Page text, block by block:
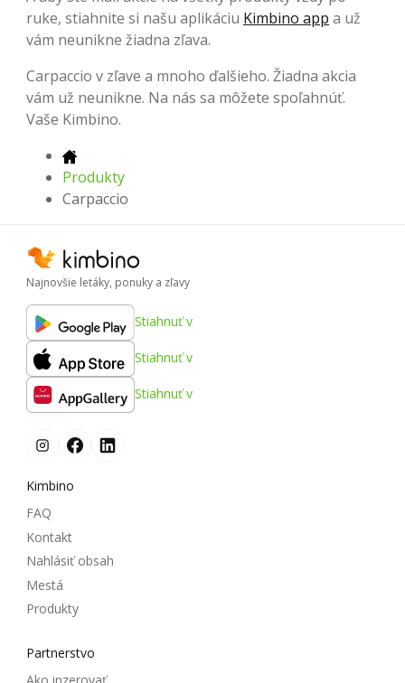
ruke, stiahnite si našu aplikáciu Kimbino app a už
vám neunikne žiadna zľava.
Carpaccio v zľave a mnoho ďalšieho. Žiadna akcia
vám už neunikne. Na nás sa môžete spoľahnúť.
Vaše Kimbino.
Produkty
Carpaccio
Najnovšie letáky, ponuky a zľavy
Stiahnuť v
Stiahnuť v
Stiahnuť v
Kimbino
FAQ
Kontakt
Nahlásiť obsah
Mestá
Produkty
Partnerstvo